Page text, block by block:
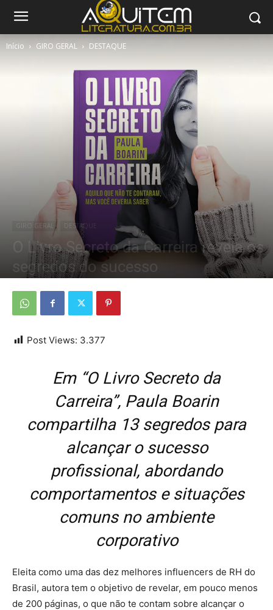
Início GIRO GERAL DESTAQUE
DESTAQUE
O Livro Secreto da Carreira revela os
segredos do sucesso
Post Views: 3.377
Em “O Livro Secreto da
Carreira”, Paula Boarin
compartilha 13 segredos para
alcançar o sucesso
profissional, abordando
comportamentos e situações
comuns no ambiente
corporativo
Eleita como uma das dez melhores influencers de RH do
Brasil, autora tem o objetivo de revelar, em pouco menos
de 200 páginas, o que não te contam sobre alcançar o